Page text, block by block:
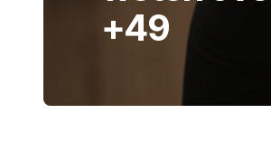
+49